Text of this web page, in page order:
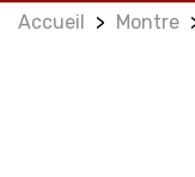
Accueil Montre